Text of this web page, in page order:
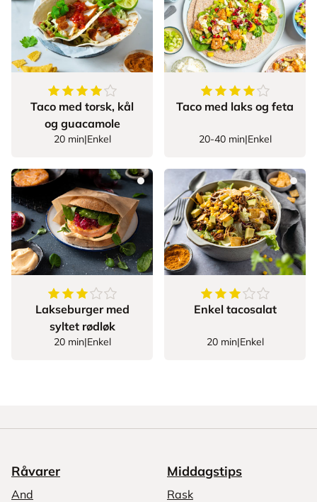
4.75av 5stjerner
Taco med torsk, kål
og guacamole
20 min|Enkel
4.538461538461538
Taco med laks og feta
20-40 min|Enkel
3.7av5stjerner
Lakseburger med
syltet rødløk
20 min|Enkel
Enkel tacosalat
20 min|Enkel
Råvarer
And
Middagstips
Rask